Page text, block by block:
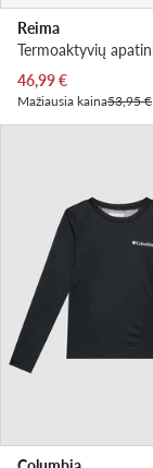
Reima
Dabartinė kaina
46,99€
Mažiausia kaina53,95 €